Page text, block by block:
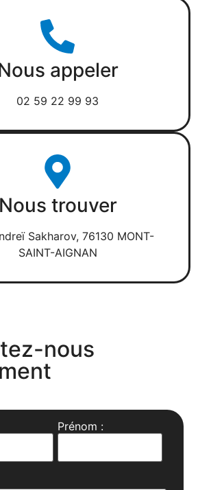
appeler
02 59 22 99 93
Nous trouver
Sakharov, 76130 MONT-
SAINT-AIGNAN
nous
Prénom :